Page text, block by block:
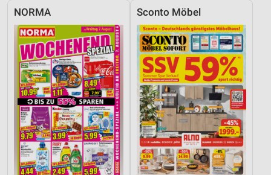
NORMA Sconto Möbel